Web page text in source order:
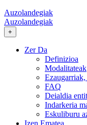
Auzolandegiak
Auzolandegiak
+
Zer Da
Definizioa
Modalitateak
FAQ
Deialdia
Indarkeria
Eskuliburu
Izen Ematea